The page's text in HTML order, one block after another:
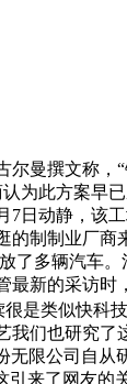
撰文称，
为此方案
日动静，
制制业厂
多辆汽车
新的采访
是类似快
们也研究
限公司自
来了网友的